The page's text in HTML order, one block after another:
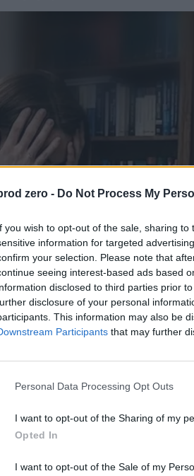
zero - Do Not Process My
you wish to opt-out of the sale, sharing
information for targeted
your selection. Please note that
seeing interest-based ads based
disclosed to third parties prior
disclosure of your personal
This information may also be
Participants that may further
Personal Data Processing Opt Outs
I want to opt-out of the Sharing of my
Opted In
I want to opt-out of the Sale of my